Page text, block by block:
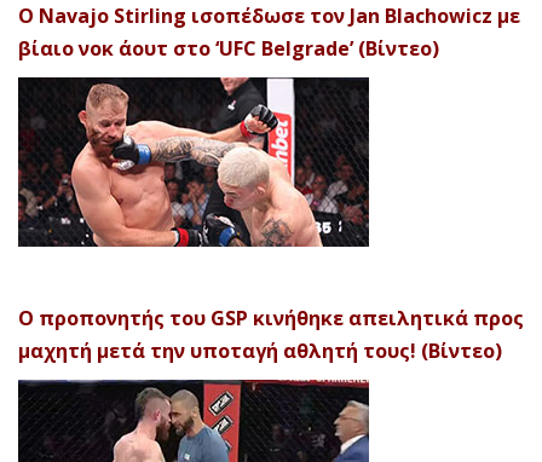
Ο Navajo Stirling ισοπέδωσε τον Jan Blachowicz με
βίαιο νοκ άουτ στο ‘UFC Belgrade’ (Βίντεο)
Ο προπονητής του GSP κινήθηκε απειλητικά προς
μαχητή μετά την υποταγή αθλητή τους! (Βίντεο)